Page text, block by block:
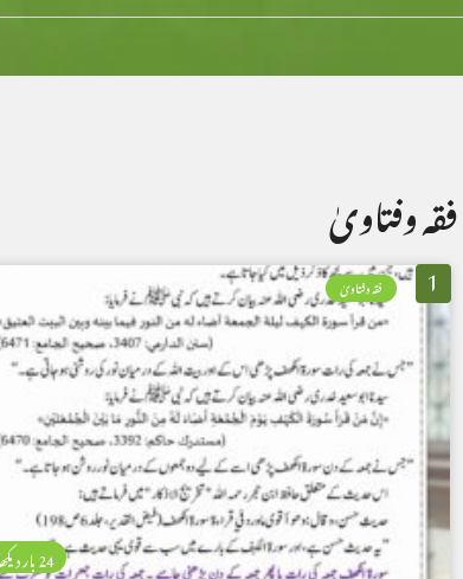
فقہ وفتاویٰ
1 فقہ وفتاویٰ
24 بار دیکھا گیا